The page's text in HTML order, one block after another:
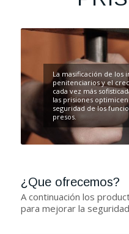
La masificación de los
penitenciarios y el
cada vez más
las prisiones
seguridad de los
presos.
¿Que ofrecemos?
A continuación los
para mejorar la